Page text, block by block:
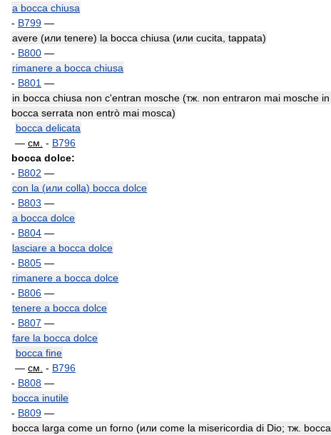
a bocca chiusa
- B799 —
avere (или tenere) la bocca chiusa (или cucita tappata)
- B800 —
rimanere a bocca chiusa
- B801 —
in bocca chiusa non c'entran mosche (тж non entraron mai mosche in
bocca serrata non entrò mai mosca)
bocca delicata
— см - B796
bocca dolce:
- B802 —
con la (или colla) bocca dolce
- B803 —
a bocca dolce
- B804 —
lasciare a bocca dolce
- B805 —
rimanere a bocca dolce
- B806 —
tenere a bocca dolce
- B807 —
fare la bocca dolce
bocca fine
— см - B796
- B808 —
bocca inutile
- B809 —
bocca larga come un forno (или come la misericordia di Dio; тж bocca